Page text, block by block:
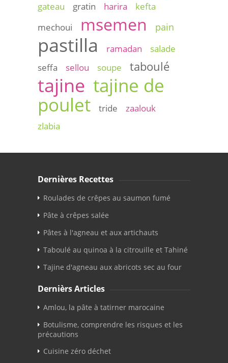
gateau gratin harira
kefta
mechoui
msemen pain
pastilla ramadan
salade
seffa
sellou soupe taboulé
tajine tajine de
poulet
tride
zaalouk
zlabia
Dernières Recettes
Roulades de crêpes au saumon fumé
Pâte à crêpes salée
Pâtes à l'agneau et aux artichauts
Taboulé au quinoa à la citrouille et Tahiné
Tajine d'agneau aux abricots sec au four
Dernièrs Articles
Amlou, la pâte à tatirner marocaine
Botulisme, comprendre les risques et les
précautions
Cuisine zéro déchet